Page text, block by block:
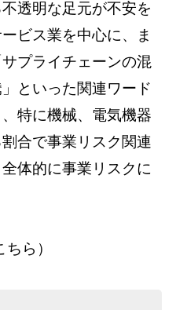
透明な足元が不安を
ビス業を中心に、ま
プライチェーンの混
といった関連ワード
特に機械、電気機器
合で事業リスク関連
体的に事業リスクに
ら）